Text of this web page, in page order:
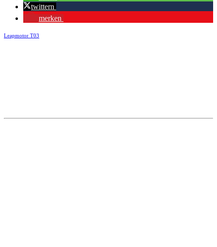
twittern
merken
Leapmotor T03